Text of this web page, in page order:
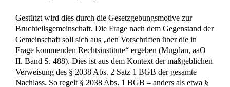
Hauses oder den vom Berufungsgericht genannten anderen
Möglichkeiten – Sanierung, Vermietung oder Übernahme des
Ferienhauses durch einen Miteigentümer – aus
wirtschaftlicher Sicht der Vorzug zu geben gewesen wäre.
b) Die sich anschließend gegebenenfalls stellende Frage der
Erforderlichkeit ist danach zu beantworten, ob ohne den